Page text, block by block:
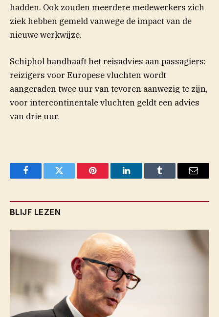
hadden. Ook zouden meerdere medewerkers zich
ziek hebben gemeld vanwege de impact van de
nieuwe werkwijze.
Schiphol handhaaft het reisadvies aan passagiers:
reizigers voor Europese vluchten wordt
aangeraden twee uur van tevoren aanwezig te zijn,
voor intercontinentale vluchten geldt een advies
van drie uur.
FacebookTwitter Pinterest LinkedInTumblr Email
BLIJF LEZEN